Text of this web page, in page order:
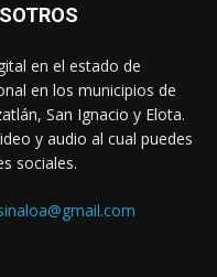
en el estado de
en los municipios de
San Ignacio y Elota.
y audio al cual puedes
sociales.